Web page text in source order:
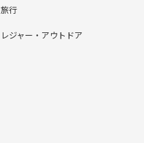
旅行
レジャー・アウトドア